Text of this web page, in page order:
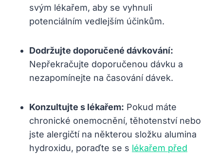
svým lékařem, aby se vyhnuli
potenciálním vedlejším účinkům.
Dodržujte doporučené dávkování:
Nepřekračujte doporučenou dávku a
nezapomínejte na časování dávek.
Konzultujte s lékařem: Pokud máte
chronické onemocnění, těhotenství nebo
jste alergičtí na některou složku alumina
hydroxidu, poraďte se s lékařem před